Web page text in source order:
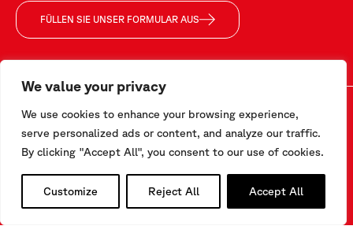
We value your privacy
We use cookies to enhance your browsing experience,
serve personalized ads or content, and analyze our traffic.
By clicking "Accept All", you consent to our use of cookies.
Customize Reject All Accept All
FÜLLEN SIE UNSER FORMULAR AUS
Kontakt
20060 Masate (MI) – Italy
+39-02.95.76.41.30